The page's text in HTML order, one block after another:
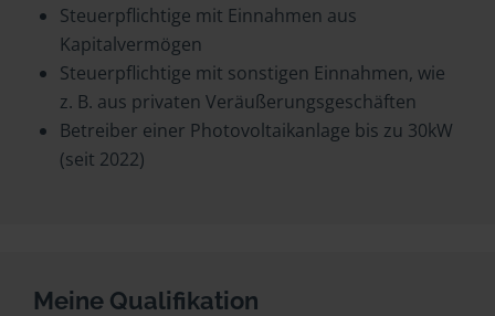
Steuerpflichtige mit Einnahmen aus
Kapitalvermögen
Steuerpflichtige mit sonstigen Einnahmen, wie
z. B. aus privaten Veräußerungsgeschäften
Betreiber einer Photovoltaikanlage bis zu 30kW
(seit 2022)
Meine Qualifikation